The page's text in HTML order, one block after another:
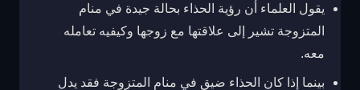
يقول العلماء أن رؤية الحذاء بحالة جيدة في منام
المتزوجة تشير إلى علاقتها مع زوجها وكيفيه تعامله
معه.
بينما إذا كان الحذاء ضيق في منام المتزوجة فقد يدل